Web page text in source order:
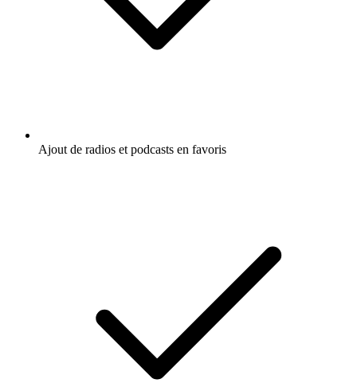
Ajout de radios et podcasts en favoris